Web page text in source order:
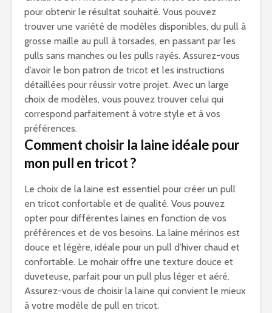
pour obtenir le résultat souhaité. Vous pouvez
trouver une variété de modèles disponibles, du pull à
grosse maille au pull à torsades, en passant par les
pulls sans manches ou les pulls rayés. Assurez-vous
d’avoir le bon patron de tricot et les instructions
détaillées pour réussir votre projet. Avec un large
choix de modèles, vous pouvez trouver celui qui
correspond parfaitement à votre style et à vos
préférences.
Comment choisir la laine idéale pour
mon pull en tricot ?
Le choix de la laine est essentiel pour créer un pull
en tricot confortable et de qualité. Vous pouvez
opter pour différentes laines en fonction de vos
préférences et de vos besoins. La laine mérinos est
douce et légère, idéale pour un pull d’hiver chaud et
confortable. Le mohair offre une texture douce et
duveteuse, parfait pour un pull plus léger et aéré.
Assurez-vous de choisir la laine qui convient le mieux
à votre modèle de pull en tricot.